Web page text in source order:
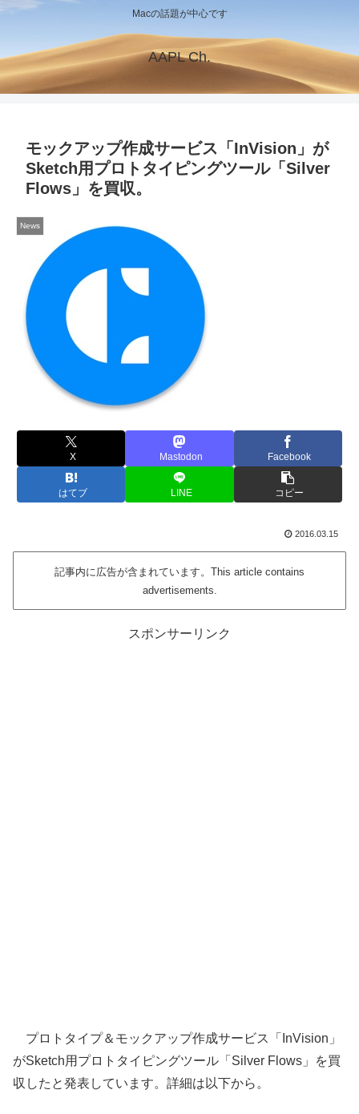
Macの話題が中心です
AAPL Ch.
モックアップ作成サービス「InVision」が
Sketch用プロトタイピングツール「Silver
Flows」を買収。
News
X Mastodon Facebook
はてブ LINE コピー
2016.03.15
記事内に広告が含まれています。This article contains
advertisements.
スポンサーリンク
プロトタイプ＆モックアップ作成サービス「InVision」
がSketch用プロトタイピングツール「Silver Flows」を買
収したと発表しています。詳細は以下から。